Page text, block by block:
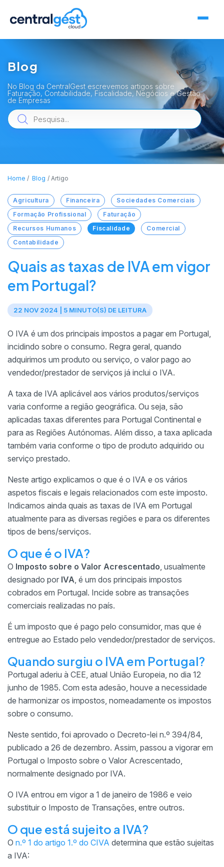
Blog
No Blog da CentralGest escrevemos artigos sobre
Faturação, Contabilidade, Fiscalidade, Negócios e Gestão
de Empresas
Home Blog Artigo
Agricultura Financeira
Sociedades Comerciais
Formação Profissional
Faturação
Recursos Humanos
Fiscalidade
Comercial
Contabilidade
Quais as taxas de IVA em vigor
em Portugal?
22 NOV 2024 | 5 MINUTO(S) DE LEITURA
O IVA é um dos principais impostos a pagar em Portugal,
incidindo sobre o consumo. Regra geral, quando
adquirimos um produto ou serviço, o valor pago ao
vendedor/prestador de serviços já inclui o IVA.
A taxa de IVA aplicável aos vários produtos/serviços
varia conforme a região geográfica. Ou seja, são
aplicadas taxas diferentes para Portugal Continental e
para as Regiões Autónomas. Além disso, a taxa aplicada
também varia conforme o tipo de produto adquirido ou
serviço prestado.
Neste artigo explicamos o que é o IVA e os vários
aspetos fiscais e legais relacionados com este imposto.
Indicamos ainda quais as taxas de IVA em Portugal
atualmente para as diversas regiões e para os diferentes
tipos de bens/serviços.
O que é o IVA?
O Imposto sobre o Valor Acrescentado, usualmente
designado por IVA, é um dos principais impostos
cobrados em Portugal. Incide sobre as transações
comerciais realizadas no país.
É um imposto que é pago pelo consumidor, mas que é
entregue ao Estado pelo vendedor/prestador de serviços.
Quando surgiu o IVA em Portugal?
Portugal aderiu à CEE, atual União Europeia, no dia 12
junho de 1985. Com esta adesão, houve a necessidade
de harmonizar os impostos, nomeadamente os impostos
sobre o consumo.
Neste sentido, foi aprovado o Decreto-lei n.º 394/84,
publicado a 26 de dezembro. Assim, passou a vigorar em
Portugal o Imposto sobre o Valor Acrescentado,
normalmente designado por IVA.
O IVA entrou em vigor a 1 de janeiro de 1986 e veio
substituir o Imposto de Transações, entre outros.
O que está sujeito a IVA?
O n.º 1 do artigo 1.º do CIVA determina que estão sujeitas
a IVA: